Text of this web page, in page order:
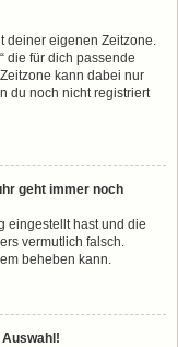
deiner eigenen Zeitzone.
die für dich passende
kann dabei nur
du noch nicht registriert
geht immer noch
eingestellt hast und die
vermutlich falsch.
beheben kann.